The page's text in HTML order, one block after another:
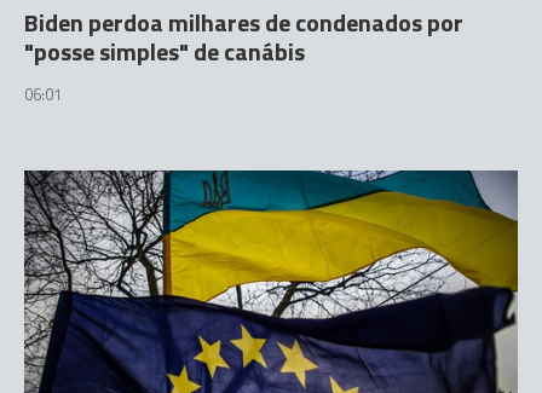
Biden perdoa milhares de condenados por
"posse simples" de canábis
06:01